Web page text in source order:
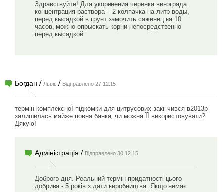
Здравствуйте! Для укоренения черенка винограда
концентрация раствора - 2 колпачка на литр воды,
перед высадкой в грунт замочить саженец на 10
часов, можно опрыскать корни непосредственно
перед высадкой
Богдан / Львів / Відправлено 27.12.15
термін комплексноЇ підкомки для цитрусових закінчився в2013р
залишилась майже повна банка, чи можна ЇЇ використовувати?
Дякую!
Адміністрація / Відправлено 30.12.15
Доброго дня. Реальний термін придатності цього
добрива - 5 років з дати виробництва. Якщо немає